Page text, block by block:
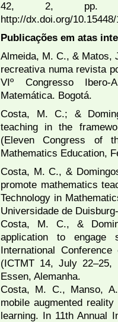
42, 2, pp.
http://dx.doi.org/
Publicações em atas
Almeida, M. C., & Matos,
recreativa numa revista
VIº Congresso
Matemática. Bogotá.
Costa, M. C.; &
teaching in the
(Eleven Congress of
Mathematics Education,
Costa, M. C., &
promote mathematics
Technology in
Universidade de
Costa, M. C., &
application to engage
International
(ICTMT 14, July 22–25,
Essen, Alemanha.
Costa, M. C., Manso,
mobile augmented
learning. In 11th Annual